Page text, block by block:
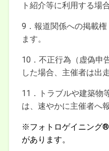
ト紹介等に利用する場
9．報道関係への掲載
ます。
10．不正行為（虚偽申
した場合、主催者は出
11．トラブルや建築物
は、速やかに主催者へ
※フォトロゲイニング
があります。